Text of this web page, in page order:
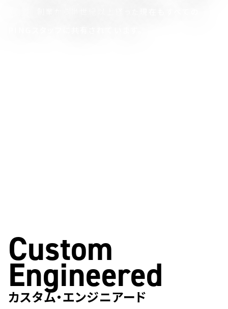
Custom
Engineered
カスタム・エンジニアード